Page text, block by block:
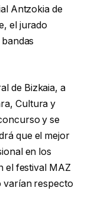
Antzokia de
el jurado
de Bizkaia, a
Cultura y
y se
que el mejor
en los
el festival MAZ
varían respecto